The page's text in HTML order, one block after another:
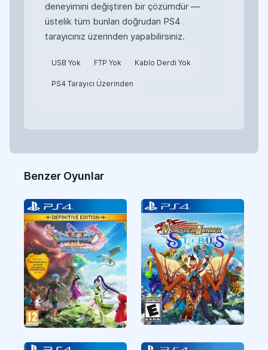
deneyimini değiştiren bir çözümdür —
üstelik tüm bunları doğrudan PS4
tarayıcınız üzerinden yapabilirsiniz.
USB Yok FTP Yok Kablo Derdi Yok
PS4 Tarayıcı Üzerinden
Benzer Oyunlar